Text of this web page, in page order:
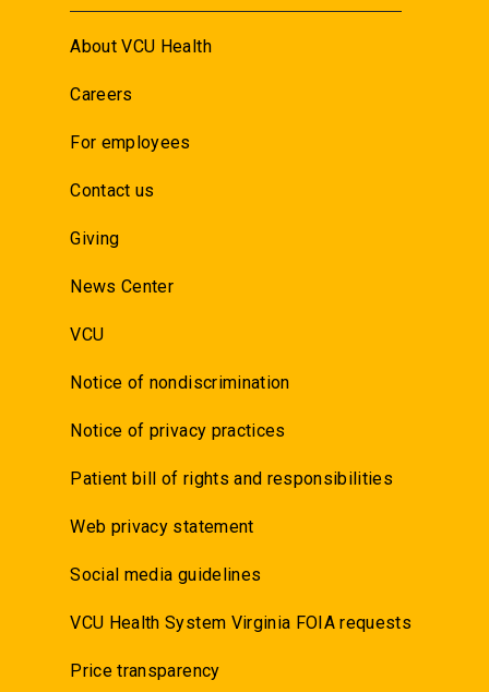
About VCU Health
Careers
For employees
Contact us
Giving
News Center
VCU
Notice of nondiscrimination
Notice of privacy practices
Patient bill of rights and responsibilities
Web privacy statement
Social media guidelines
VCU Health System Virginia FOIA requests
Price transparency